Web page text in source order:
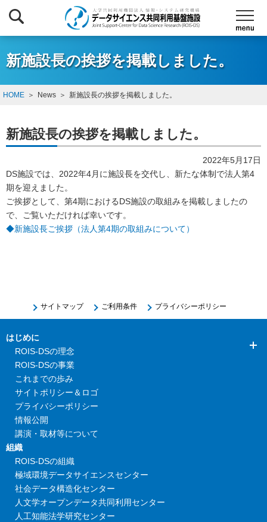
新施設長の挨拶を掲載しました。
HOME News 新施設長の挨拶を掲載しました。
新施設長の挨拶を掲載しました。
2022年5月17日
DS施設では、2022年4月に施設長を交代し、新たな体制で法人第4
期を迎えました。
ご挨拶として、第4期におけるDS施設の取組みを掲載しましたの
で、ご覧いただければ幸いです。
◆新施設長ご挨拶（法人第4期の取組みについて）
サイトマップ ご利用条件 プライバシーポリシー
はじめに
ROIS-DSの理念
ROIS-DSの事業
これまでの歩み
サイトポリシー＆ロゴ
プライバシーポリシー
情報公開
講演・取材等について
組織
ROIS-DSの組織
極域環境データサイエンスセンター
社会データ構造化センター
人文学オープンデータ共同利用センター
人工知能法学研究センター